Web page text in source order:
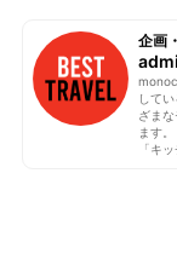
企画
して
ざま
ます
「キ